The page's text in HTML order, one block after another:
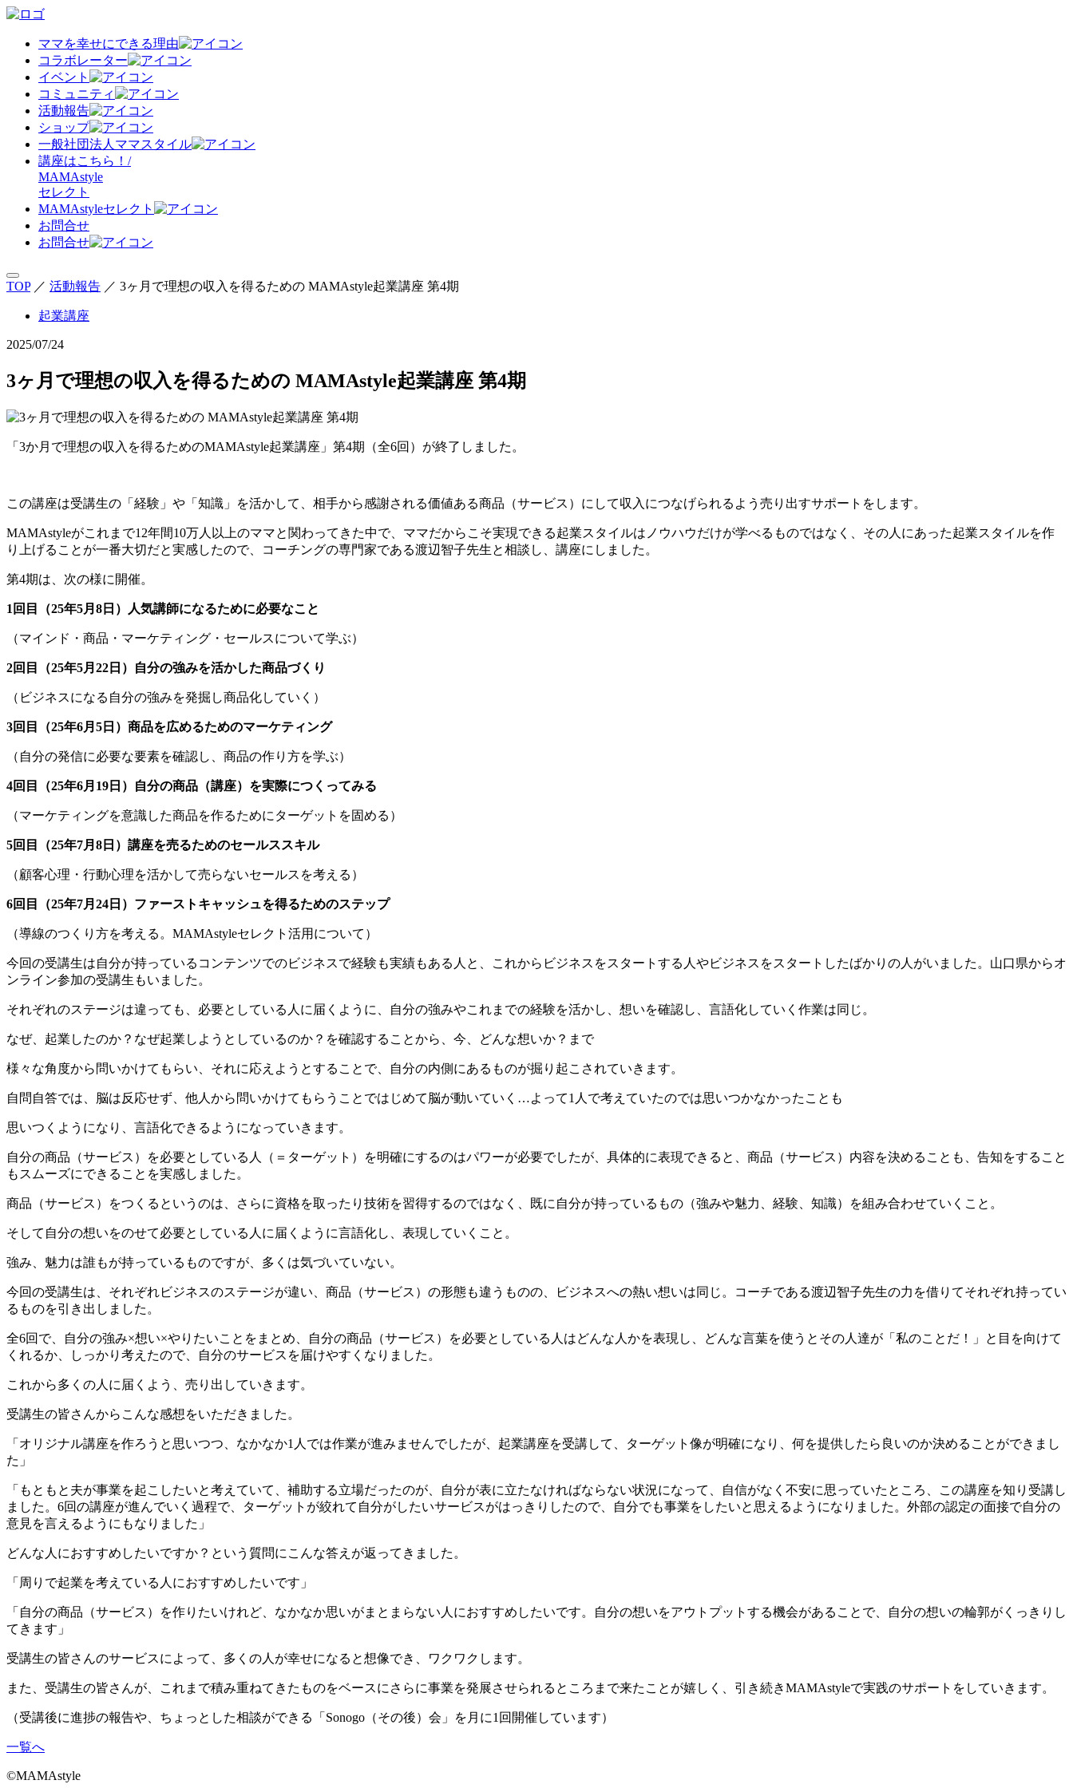
ママを幸せにできる理由
コラボレーター
イベント
コミュニティ
活動報告
ショップ
一般社団法人ママスタイル
講座はこちら！/
MAMAstyle
セレクト
MAMAstyleセレクト
お問合せ
お問合せ
TOP ／ 活動報告 ／ 3ヶ月で理想の収入を得るための MAMAstyle起業講座 第4期
起業講座
2025/07/24
3ヶ月で理想の収入を得るための MAMAstyle起業講座 第4期
「3か月で理想の収入を得るためのMAMAstyle起業講座」第4期（全6回）が終了しました。
この講座は受講生の「経験」や「知識」を活かして、相手から感謝される価値ある商品（サービス）にして収入につなげられるよう売り出すサポートをします。
MAMAstyleがこれまで12年間10万人以上のママと関わってきた中で、ママだからこそ実現できる起業スタイルはノウハウだけが学べるものではなく、その人にあった起業スタイルを作
り上げることが一番大切だと実感したので、コーチングの専門家である渡辺智子先生と相談し、講座にしました。
第4期は、次の様に開催。
1回目（25年5月8日）人気講師になるために必要なこと
（マインド・商品・マーケティング・セールスについて学ぶ）
2回目（25年5月22日）自分の強みを活かした商品づくり
（ビジネスになる自分の強みを発掘し商品化していく）
3回目（25年6月5日）商品を広めるためのマーケティング
（自分の発信に必要な要素を確認し、商品の作り方を学ぶ）
4回目（25年6月19日）自分の商品（講座）を実際につくってみる
（マーケティングを意識した商品を作るためにターゲットを固める）
5回目（25年7月8日）講座を売るためのセールススキル
（顧客心理・行動心理を活かして売らないセールスを考える）
6回目（25年7月24日）ファーストキャッシュを得るためのステップ
（導線のつくり方を考える。MAMAstyleセレクト活用について）
今回の受講生は自分が持っているコンテンツでのビジネスで経験も実績もある人と、これからビジネスをスタートする人やビジネスをスタートしたばかりの人がいました。山口県からオ
ンライン参加の受講生もいました。
それぞれのステージは違っても、必要としている人に届くように、自分の強みやこれまでの経験を活かし、想いを確認し、言語化していく作業は同じ。
なぜ、起業したのか？なぜ起業しようとしているのか？を確認することから、今、どんな想いか？まで
様々な角度から問いかけてもらい、それに応えようとすることで、自分の内側にあるものが掘り起こされていきます。
自問自答では、脳は反応せず、他人から問いかけてもらうことではじめて脳が動いていく…よって1人で考えていたのでは思いつかなかったことも
思いつくようになり、言語化できるようになっていきます。
自分の商品（サービス）を必要としている人（＝ターゲット）を明確にするのはパワーが必要でしたが、具体的に表現できると、商品（サービス）内容を決めることも、告知をすること
もスムーズにできることを実感しました。
商品（サービス）をつくるというのは、さらに資格を取ったり技術を習得するのではなく、既に自分が持っているもの（強みや魅力、経験、知識）を組み合わせていくこと。
そして自分の想いをのせて必要としている人に届くように言語化し、表現していくこと。
強み、魅力は誰もが持っているものですが、多くは気づいていない。
今回の受講生は、それぞれビジネスのステージが違い、商品（サービス）の形態も違うものの、ビジネスへの熱い想いは同じ。コーチである渡辺智子先生の力を借りてそれぞれ持ってい
るものを引き出しました。
全6回で、自分の強み×想い×やりたいことをまとめ、自分の商品（サービス）を必要としている人はどんな人かを表現し、どんな言葉を使うとその人達が「私のことだ！」と目を向けて
くれるか、しっかり考えたので、自分のサービスを届けやすくなりました。
これから多くの人に届くよう、売り出していきます。
受講生の皆さんからこんな感想をいただきました。
「オリジナル講座を作ろうと思いつつ、なかなか1人では作業が進みませんでしたが、起業講座を受講して、ターゲット像が明確になり、何を提供したら良いのか決めることができまし
た」
「もともと夫が事業を起こしたいと考えていて、補助する立場だったのが、自分が表に立たなければならない状況になって、自信がなく不安に思っていたところ、この講座を知り受講し
ました。6回の講座が進んでいく過程で、ターゲットが絞れて自分がしたいサービスがはっきりしたので、自分でも事業をしたいと思えるようになりました。外部の認定の面接で自分の
意見を言えるようにもなりました」
どんな人におすすめしたいですか？という質問にこんな答えが返ってきました。
「周りで起業を考えている人におすすめしたいです」
「自分の商品（サービス）を作りたいけれど、なかなか思いがまとまらない人におすすめしたいです。自分の想いをアウトプットする機会があることで、自分の想いの輪郭がくっきりし
てきます」
受講生の皆さんのサービスによって、多くの人が幸せになると想像でき、ワクワクします。
また、受講生の皆さんが、これまで積み重ねてきたものをベースにさらに事業を発展させられるところまで来たことが嬉しく、引き続きMAMAstyleで実践のサポートをしていきます。
（受講後に進捗の報告や、ちょっとした相談ができる「Sonogo（その後）会」を月に1回開催しています）
一覧へ
©MAMAstyle